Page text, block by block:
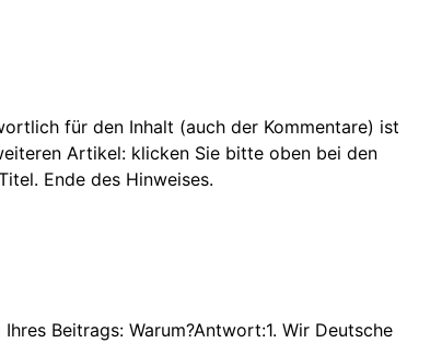
für den Inhalt (auch der Kommentare) ist
Artikel: klicken Sie bitte oben bei den
Ende des Hinweises.
Beitrags: Warum?Antwort:1. Wir Deutsche